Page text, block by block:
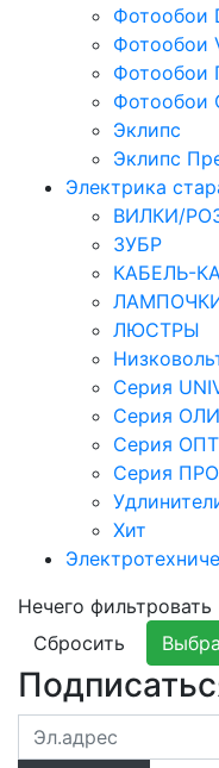
Фотообои
Фотообои
Фотообои
Эклипс
Эклипс
Электрика
ВИЛКИ/
ЗУБР
КАБЕЛЬ-
ЛЮСТРЫ
Серия
Серия
Серия
Серия
Хит
Нечего фильтровать
Сбросить